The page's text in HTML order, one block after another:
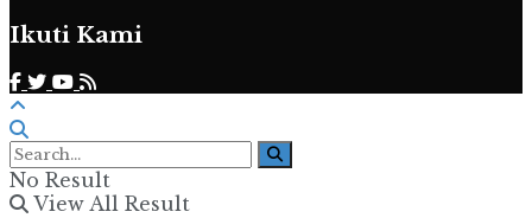
Ikuti Kami
No Result
View All Result